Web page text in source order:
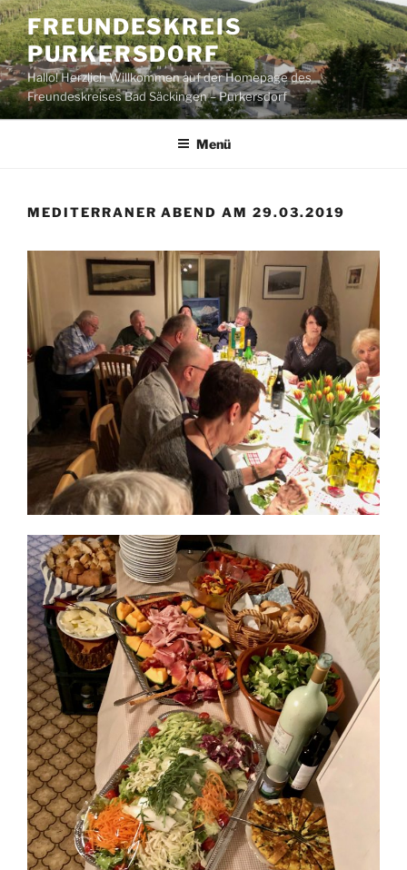
Zum
Inhalt
springen
FREUNDESKREIS
PURKERSDORF
Hallo! Herzlich Willkommen auf der Homepage des
Freundeskreises Bad Säckingen – Purkersdorf
Menü
MEDITERRANER ABEND AM 29.03.2019